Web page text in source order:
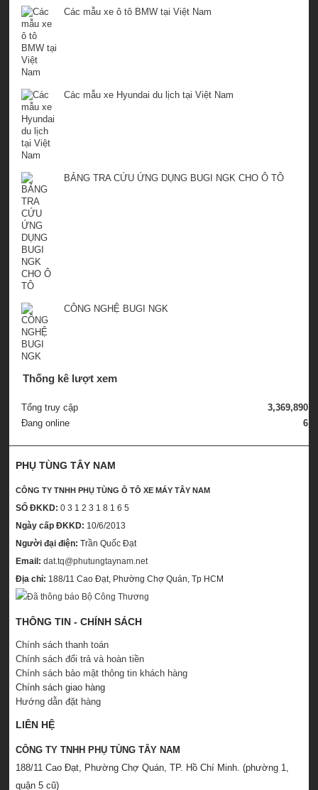
Các mẫu xe ô tô BMW tại Việt Nam
Các mẫu xe Hyundai du lịch tại Việt Nam
BẢNG TRA CỨU ỨNG DỤNG BUGI NGK CHO Ô TÔ
CÔNG NGHỆ BUGI NGK
Thống kê lượt xem
Tổng truy cập
3,369,890
Đang online
6
PHỤ TÙNG TÂY NAM
CÔNG TY TNHH PHỤ TÙNG Ô TÔ XE MÁY TÂY NAM
SỐ ĐKKD: 0 3 1 2 3 1 8 1 6 5
Ngày cấp ĐKKD: 10/6/2013
Người đại điện: Trần Quốc Đạt
Email: dat.tq@phutungtaynam.net
Địa chỉ: 188/11 Cao Đạt, Phường Chợ Quán, Tp HCM
THÔNG TIN - CHÍNH SÁCH
Chính sách thanh toán
Chính sách đổi trả và hoàn tiền
Chính sách bảo mật thông tin khách hàng
Chính sách giao hàng
Hướng dẫn đặt hàng
LIÊN HỆ
CÔNG TY TNHH PHỤ TÙNG TÂY NAM
188/11 Cao Đạt, Phường Chợ Quán, TP. Hồ Chí Minh. (phường 1,
quận 5 cũ)